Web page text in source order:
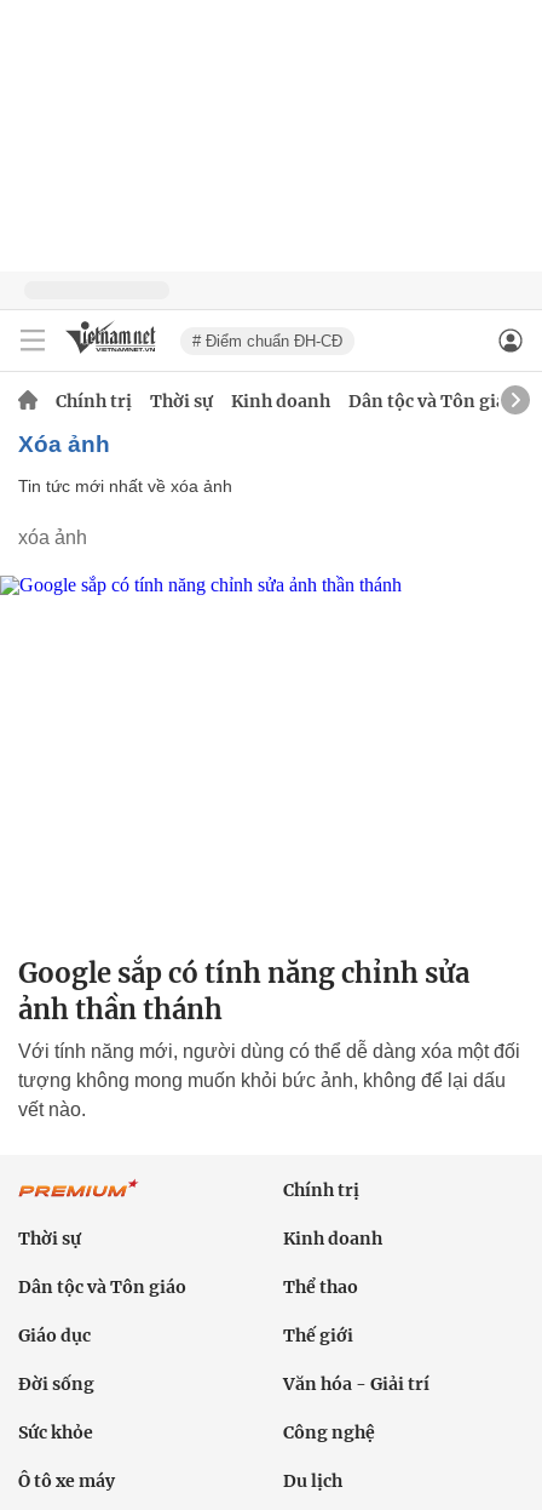
# Điểm chuẩn ĐH-CĐ
Chính trị Thời sự Kinh doanh Dân tộc và Tôn giáo
xóa ảnh
Tin tức mới nhất về xóa ảnh
xóa ảnh
Google sắp có tính năng chỉnh sửa
ảnh thần thánh
Với tính năng mới, người dùng có thể dễ dàng xóa một đối
tượng không mong muốn khỏi bức ảnh, không để lại dấu
vết nào.
Chính trị
Thời sự Kinh doanh
Dân tộc và Tôn giáo Thể thao
Giáo dục Thế giới
Đời sống Văn hóa - Giải trí
Sức khỏe Công nghệ
Ô tô xe máy Du lịch